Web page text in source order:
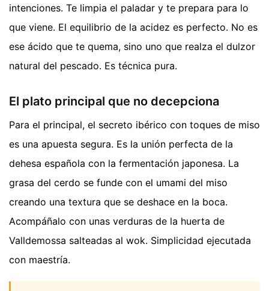
intenciones. Te limpia el paladar y te prepara para lo
que viene. El equilibrio de la acidez es perfecto. No es
ese ácido que te quema, sino uno que realza el dulzor
natural del pescado. Es técnica pura.
El plato principal que no decepciona
Para el principal, el secreto ibérico con toques de miso
es una apuesta segura. Es la unión perfecta de la
dehesa española con la fermentación japonesa. La
grasa del cerdo se funde con el umami del miso
creando una textura que se deshace en la boca.
Acompáñalo con unas verduras de la huerta de
Valldemossa salteadas al wok. Simplicidad ejecutada
con maestría.